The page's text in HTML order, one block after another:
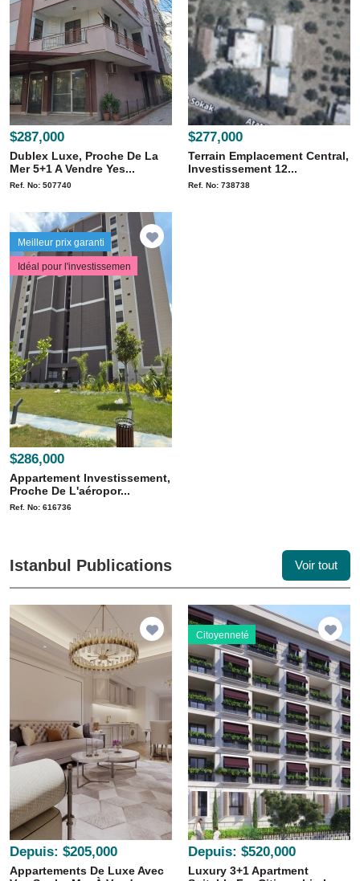
$287,000
Dublex Luxe, Proche De La
Mer 5+1 A Vendre Yes...
Ref. No: 507740
$277,000
Terrain Emplacement Central,
Investissement 12...
Ref. No: 738738
Meilleur prix garanti
Idéal pour l'investissemen
$286,000
Appartement Investissement,
Proche De L'aéropor...
Ref. No: 616736
Istanbul Publications Voir tout
Depuis: $205,000
Appartements De Luxe Avec
Citoyenneté
Depuis: $520,000
Luxury 3+1 Apartment